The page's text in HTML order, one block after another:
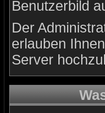
Benutzerbild
Der
erlauben
Server